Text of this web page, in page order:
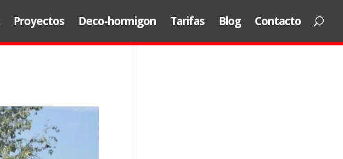
Proyectos Deco-hormigon Tarifas Blog Contacto